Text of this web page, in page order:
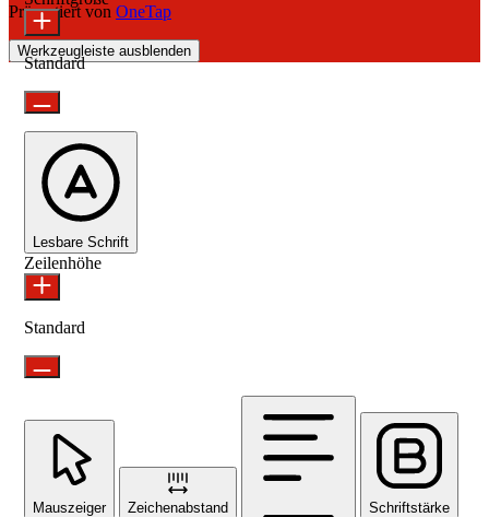
Präsentiert von OneTap
Werkzeugleiste ausblenden
Standard
Lesbare Schrift
Zeilenhöhe
Standard
Mauszeiger Zeichenabstand Schriftstärke